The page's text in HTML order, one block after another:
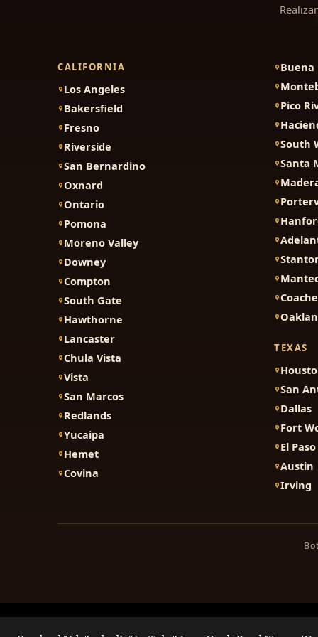
CALIFORNIA
Los Angeles
Bakersfield
Fresno
Riverside
San Bernardino
Oxnard
Ontario
Pomona
Moreno Valley
Downey
Compton
South Gate
Hawthorne
Lancaster
Chula Vista
Vista
San Marcos
Redlands
Yucaipa
Hemet
Covina
Buena
Pico
South
Santa
TEXAS
San
Dallas
Fort
El Paso
Austin
Irving